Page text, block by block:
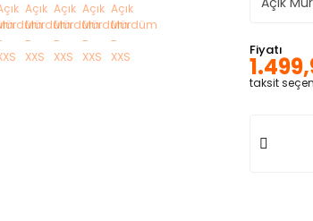
Fiyatı
taksit